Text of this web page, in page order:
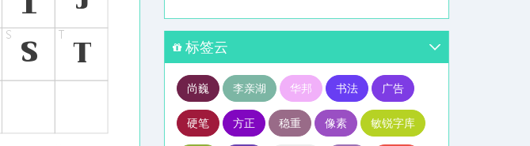
标签云
尚巍 李亲湖 华邦 书法 广告
硬笔 方正 稳重 像素 敏锐字库